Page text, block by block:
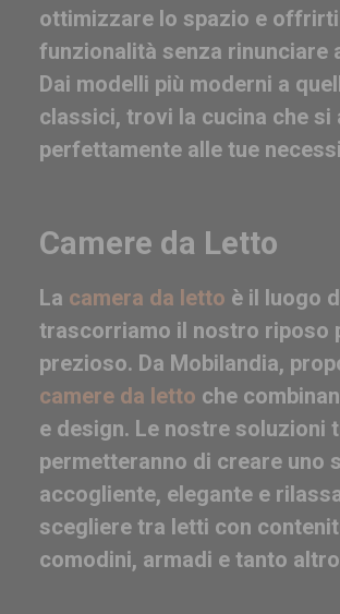
ottimizzare lo spazio e offrirti
funzionalità senza rinunciare
Dai modelli più moderni a
classici, trovi la cucina che si
perfettamente alle tue
Camere da Letto
La camera da letto è il luogo
trascorriamo il nostro riposo
prezioso. Da Mobilandia,
camere da letto che
e design. Le nostre soluzioni
permetteranno di creare uno
accogliente, elegante e
scegliere tra letti con
comodini, armadi e tanto